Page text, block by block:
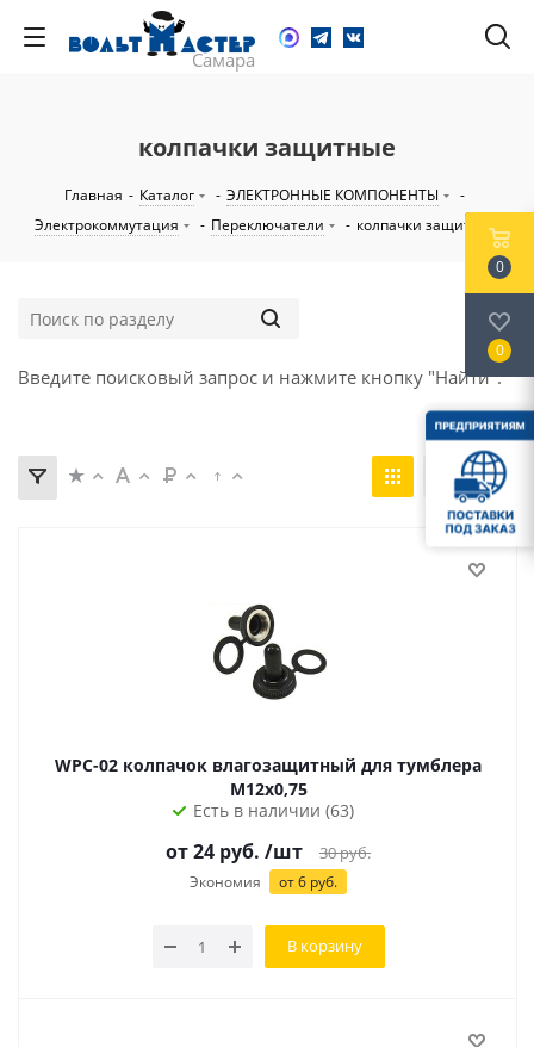
колпачки защитные
Главная - Каталог - ЭЛЕКТРОННЫЕ КОМПОНЕНТЫ
-
Электрокоммутация
- Переключатели - колпачки защитные
Введите поисковый запрос и нажмите кнопку "Найти".
WPC-02 колпачок влагозащитный для тумблера
М12х0,75
Есть в наличии (63)
от24 руб. /шт 30руб.
Экономия от6 руб.
В корзину
0
0